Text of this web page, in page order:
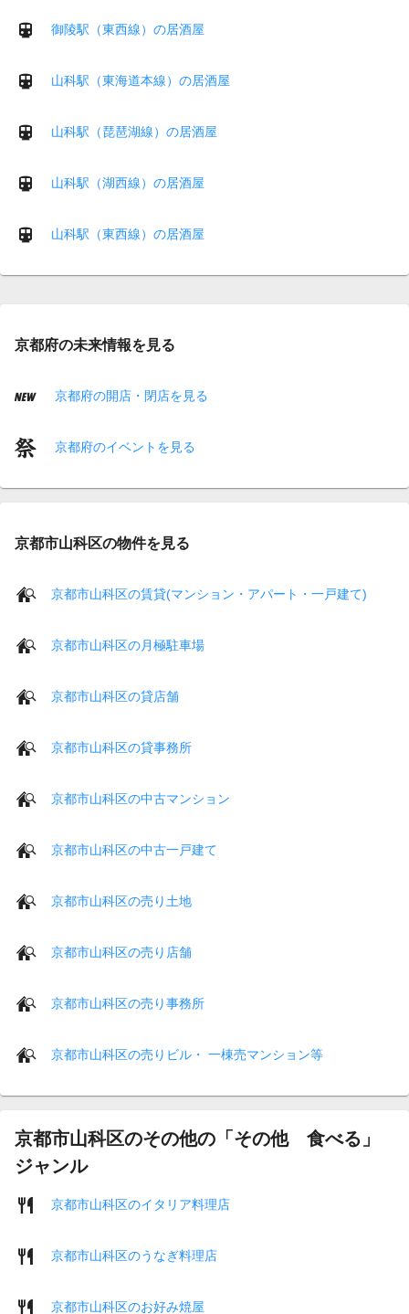
御陵駅（東西線）の居酒屋
山科駅（東海道本線）の居酒屋
山科駅（琵琶湖線）の居酒屋
山科駅（湖西線）の居酒屋
山科駅（東西線）の居酒屋
京都府の未来情報を見る
京都府の開店・閉店を見る
京都府のイベントを見る
京都市山科区の物件を見る
京都市山科区の賃貸(マンション・アパート・一戸建て)
京都市山科区の月極駐車場
京都市山科区の貸店舗
京都市山科区の貸事務所
京都市山科区の中古マンション
京都市山科区の中古一戸建て
京都市山科区の売り土地
京都市山科区の売り店舗
京都市山科区の売り事務所
京都市山科区の売りビル・ 一棟売マンション等
京都市山科区のその他の「その他 食べる」
ジャンル
京都市山科区のイタリア料理店
京都市山科区のうなぎ料理店
京都市山科区のお好み焼屋